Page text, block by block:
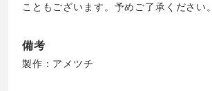
こともございます。予めご了承ください。
備考
製作：アメツチ